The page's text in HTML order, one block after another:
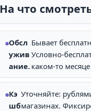
На что
Обсл
ужив
ание.
Бывает
Условно-
каком-то
Кэ
шб
Уточняйте:
магазинах.